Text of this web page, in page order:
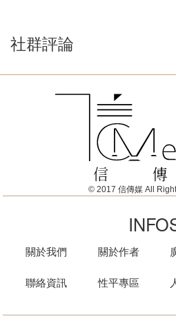
社群評論
© 2017 信傳媒 All
關於我們
聯絡資訊
關於作者
性平專區